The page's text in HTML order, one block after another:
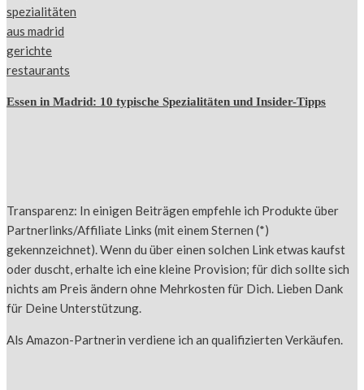
Essen in Madrid: 10 typische Spezialitäten und Insider-Tipps
Transparenz: In einigen Beiträgen empfehle ich Produkte über
Partnerlinks/Affiliate Links (mit einem Sternen (*)
gekennzeichnet). Wenn du über einen solchen Link etwas kaufst
oder duscht, erhalte ich eine kleine Provision; für dich sollte sich
nichts am Preis ändern ohne Mehrkosten für Dich. Lieben Dank
für Deine Unterstützung.
Als Amazon-Partnerin verdiene ich an qualifizierten Verkäufen.